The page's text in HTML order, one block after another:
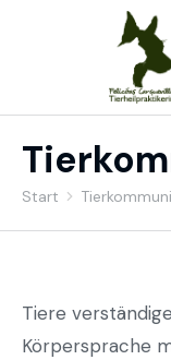
Sie befinden sich
Start
Tiere
Körpersprache